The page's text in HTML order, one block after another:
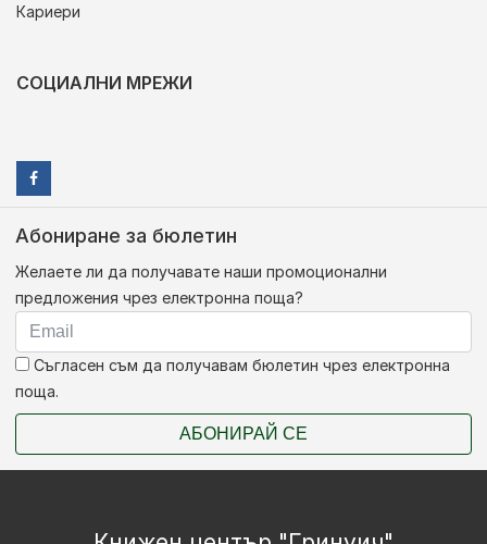
Кариери
СОЦИАЛНИ МРЕЖИ
Абониране за бюлетин
Желаете ли да получавате наши промоционални
предложения чрез електронна поща?
Съгласен съм да получавам бюлетин чрез електронна
поща.
АБОНИРАЙ СЕ